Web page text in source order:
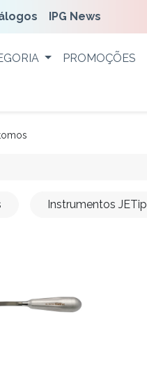
IPG News
PROMOÇÕES
Instrumentos JETip